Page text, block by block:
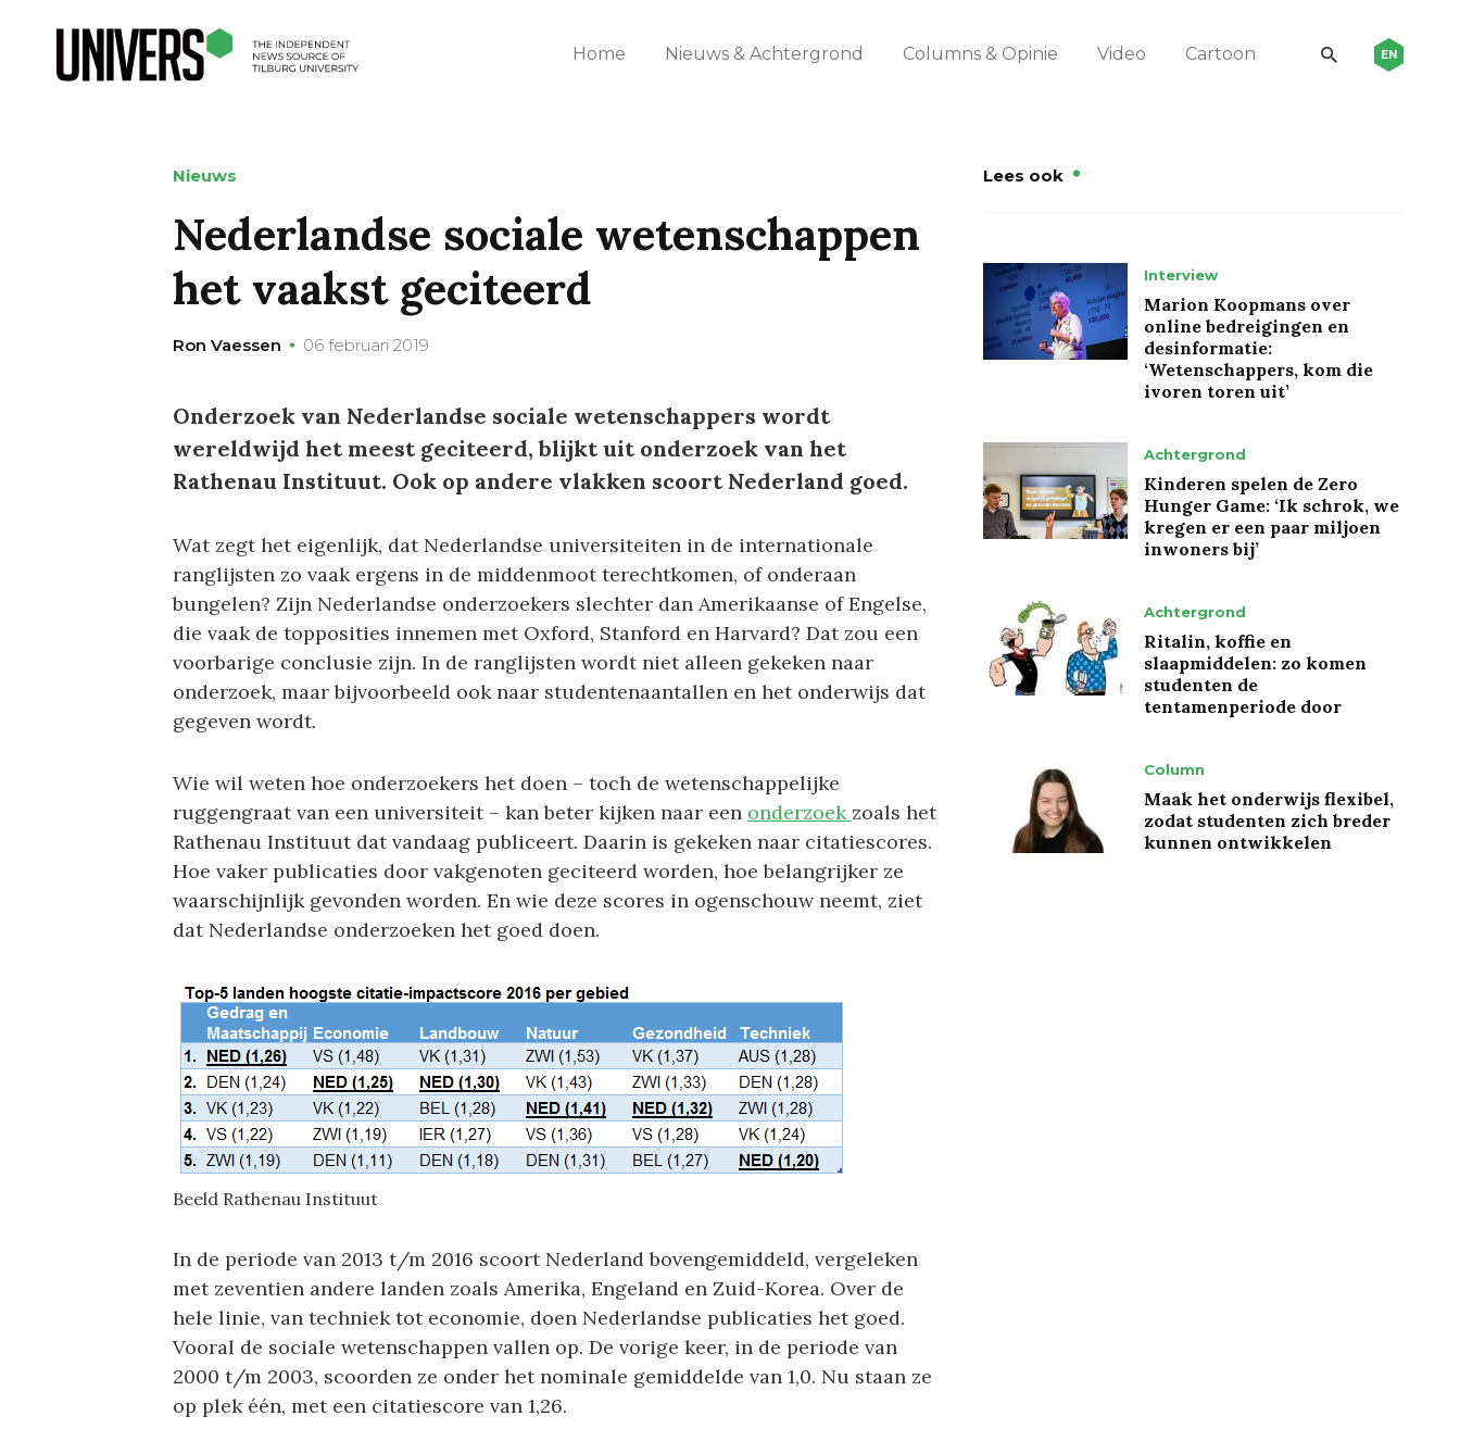
Home Nieuws & Achtergrond Columns & Opinie Video Cartoon EN
Nieuws
Nederlandse sociale wetenschappen
het vaakst geciteerd
Ron Vaessen 06 februari 2019
Onderzoek van Nederlandse sociale wetenschappers wordt
wereldwijd het meest geciteerd, blijkt uit onderzoek van het
Rathenau Instituut. Ook op andere vlakken scoort Nederland goed.
Wat zegt het eigenlijk, dat Nederlandse universiteiten in de internationale
ranglijsten zo vaak ergens in de middenmoot terechtkomen, of onderaan
bungelen? Zijn Nederlandse onderzoekers slechter dan Amerikaanse of Engelse,
die vaak de topposities innemen met Oxford, Stanford en Harvard? Dat zou een
voorbarige conclusie zijn. In de ranglijsten wordt niet alleen gekeken naar
onderzoek, maar bijvoorbeeld ook naar studentenaantallen en het onderwijs dat
gegeven wordt.
Wie wil weten hoe onderzoekers het doen – toch de wetenschappelijke
ruggengraat van een universiteit – kan beter kijken naar een onderzoek zoals het
Rathenau Instituut dat vandaag publiceert. Daarin is gekeken naar citatiescores.
Hoe vaker publicaties door vakgenoten geciteerd worden, hoe belangrijker ze
waarschijnlijk gevonden worden. En wie deze scores in ogenschouw neemt, ziet
dat Nederlandse onderzoeken het goed doen.
Beeld Rathenau Instituut
In de periode van 2013 t/m 2016 scoort Nederland bovengemiddeld, vergeleken
met zeventien andere landen zoals Amerika, Engeland en Zuid-Korea. Over de
hele linie, van techniek tot economie, doen Nederlandse publicaties het goed.
Vooral de sociale wetenschappen vallen op. De vorige keer, in de periode van
2000 t/m 2003, scoorden ze onder het nominale gemiddelde van 1,0. Nu staan ze
op plek één, met een citatiescore van 1,26.
Lees ook
Interview
Marion Koopmans over
online bedreigingen en
desinformatie:
‘Wetenschappers, kom die
ivoren toren uit’
Achtergrond
Kinderen spelen de Zero
Hunger Game: ‘Ik schrok, we
kregen er een paar miljoen
inwoners bij’
Achtergrond
Ritalin, koffie en
slaapmiddelen: zo komen
studenten de
tentamenperiode door
Column
Maak het onderwijs flexibel,
zodat studenten zich breder
kunnen ontwikkelen